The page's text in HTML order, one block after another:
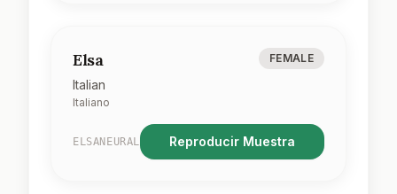
Elsa
Italian
Italiano
FEMALE
ELSANEURAL Reproducir Muestra